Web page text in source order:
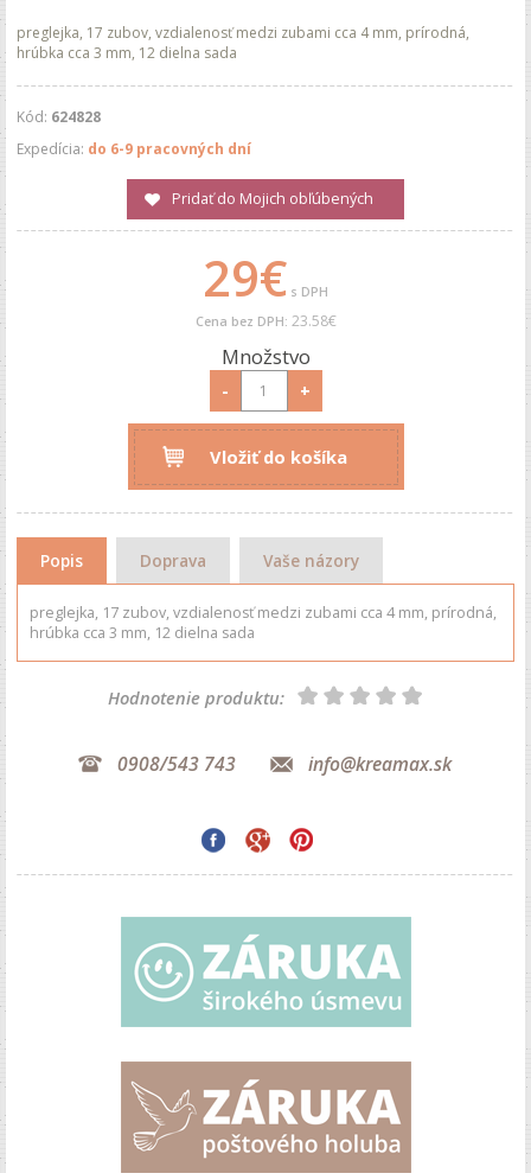
preglejka, 17 zubov, vzdialenosť medzi zubami cca 4 mm, prírodná,
hrúbka cca 3 mm, 12 dielna sada
Kód: 624828
Expedícia: do 6-9 pracovných dní
Pridať do Mojich obľúbených
29€ s DPH
Cena bez DPH: 23.58€
Množstvo
- +
Vložiť do košíka
Popis Doprava Vaše názory
preglejka, 17 zubov, vzdialenosť medzi zubami cca 4 mm, prírodná,
hrúbka cca 3 mm, 12 dielna sada
Hodnotenie produktu:
0908/543 743 info@kreamax.sk